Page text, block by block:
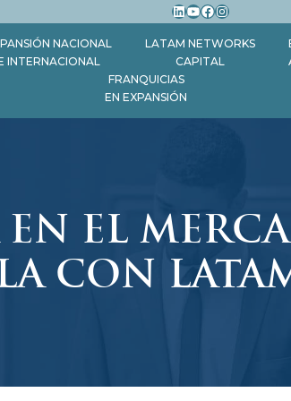
LinkedIn
YouTube
Facebook
Instagram
NACIONAL
INTERNACIONAL
LATAM NETWORKS
CAPITAL
FRANQUICIAS
EN EXPANSIÓN
EL
CON